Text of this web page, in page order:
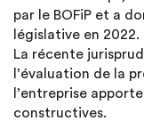
par le BOFiP et a
législative en 2022.
La récente
l’évaluation de la
l’entreprise
constructives.